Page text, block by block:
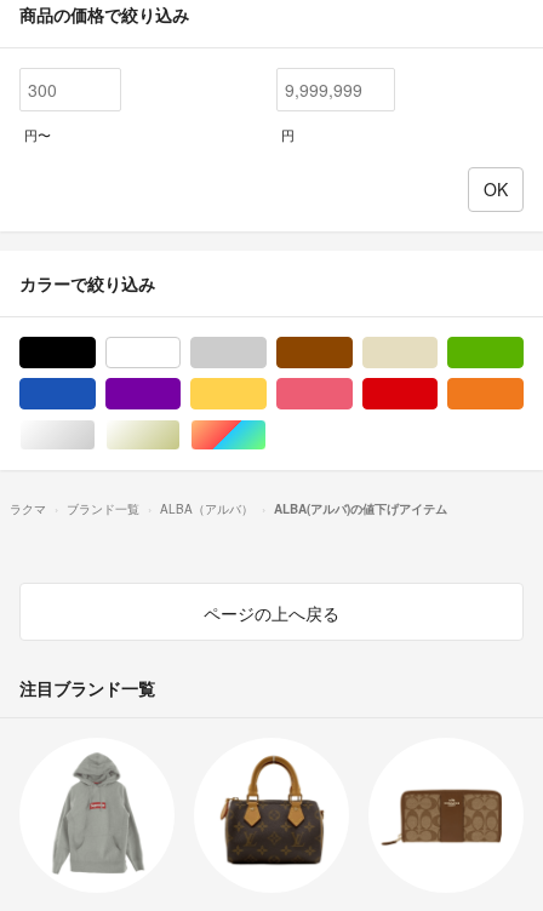
商品の価格で絞り込み
円〜 円
カラーで絞り込み
シルバー/銀色系ゴールド/金色系マルチカラー
ラクマ ブランド一覧 ALBA（アルバ） ALBA(アルバ)の値下げアイテム
ページの上へ戻る
注目ブランド一覧